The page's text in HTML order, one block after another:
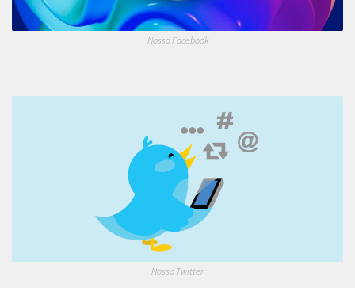
Nosso Facebook
Nosso Twitter